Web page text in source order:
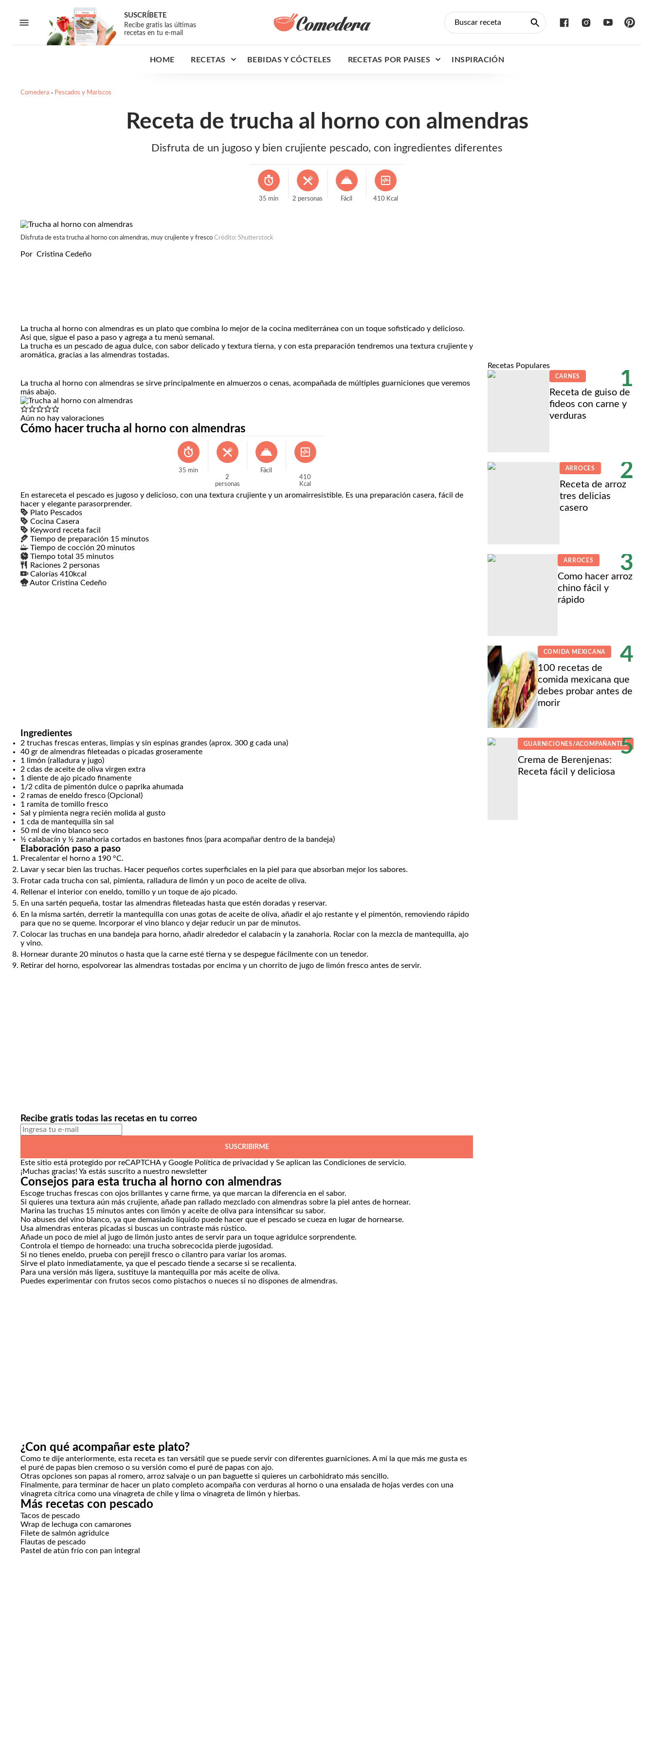
SUSCRÍBETE
Recibe gratis las últimas
recetas en tu e-mail
HOME RECETAS BEBIDAS Y CÓCTELES RECETAS POR PAISES INSPIRACIÓN
Comedera Pescados y Mariscos
Receta de trucha al horno con almendras
Disfruta de un jugoso y bien crujiente pescado, con ingredientes diferentes
35 min 2 personas Fácil 410 Kcal
Disfruta de esta trucha al horno con almendras, muy crujiente y fresco Crédito: Shutterstock
Por Cristina Cedeño
La trucha al horno con almendras es un plato que combina lo mejor de la cocina mediterránea con un toque sofisticado y delicioso.
Así que, sigue el paso a paso y agrega a tu menú semanal.
La trucha es un pescado de agua dulce, con sabor delicado y textura tierna, y con esta preparación tendremos una textura crujiente y
aromática, gracias a las almendras tostadas.
La trucha al horno con almendras se sirve principalmente en almuerzos o cenas, acompañada de múltiples guarniciones que veremos
más abajo.
Aún no hay valoraciones
Cómo hacer trucha al horno con almendras
35 min
2
personas
Fácil
410
Kcal
En estareceta el pescado es jugoso y delicioso, con una textura crujiente y un aromairresistible. Es una preparación casera, fácil de
hacer y elegante parasorprender.
Plato Pescados
Cocina Casera
Keyword receta facil
Tiempo de preparación 15 minutos
minutos
Tiempo de cocción 20 minutos
minutos
Tiempo total 35 minutos
minutos
Raciones 2 personas
Calorías 410kcal
Autor Cristina Cedeño
Ingredientes
2 truchas frescas enteras, limpias y sin espinas grandes (aprox. 300 g cada una)
40 gr de almendras fileteadas o picadas groseramente
1
limón (ralladura y jugo)
2 cdas de aceite de oliva virgen extra
1 diente de ajo picado finamente
1/2 cdita de pimentón dulce o paprika ahumada
2 ramas de eneldo fresco (Opcional)
1 ramita de tomillo fresco
Sal y pimienta negra recién molida al gusto
1 cda de mantequilla sin sal
50 ml de vino blanco seco
½ calabacín y ½ zanahoria cortados en bastones finos (para acompañar dentro de la bandeja)
Elaboración paso a paso
Precalentar el horno a 190 °C.
Lavar y secar bien las truchas. Hacer pequeños cortes superficiales en la piel para que absorban mejor los sabores.
Frotar cada trucha con sal, pimienta, ralladura de limón y un poco de aceite de oliva.
Rellenar el interior con eneldo, tomillo y un toque de ajo picado.
En una sartén pequeña, tostar las almendras fileteadas hasta que estén doradas y reservar.
En la misma sartén, derretir la mantequilla con unas gotas de aceite de oliva, añadir el ajo restante y el pimentón, removiendo rápido
para que no se queme. Incorporar el vino blanco y dejar reducir un par de minutos.
Colocar las truchas en una bandeja para horno, añadir alrededor el calabacín y la zanahoria. Rociar con la mezcla de mantequilla, ajo
y vino.
Hornear durante 20 minutos o hasta que la carne esté tierna y se despegue fácilmente con un tenedor.
Retirar del horno, espolvorear las almendras tostadas por encima y un chorrito de jugo de limón fresco antes de servir.
Recibe gratis todas las recetas en tu correo
SUSCRIBIRME
Este sitio está protegido por reCAPTCHA y Google Política de privacidad y Se aplican las Condiciones de servicio.
¡Muchas gracias! Ya estás suscrito a nuestro newsletter
Consejos para esta trucha al horno con almendras
Escoge truchas frescas con ojos brillantes y carne firme, ya que marcan la diferencia en el sabor.
Si quieres una textura aún más crujiente, añade pan rallado mezclado con almendras sobre la piel antes de hornear.
Marina las truchas 15 minutos antes con limón y aceite de oliva para intensificar su sabor.
No abuses del vino blanco, ya que demasiado líquido puede hacer que el pescado se cueza en lugar de hornearse.
Usa almendras enteras picadas si buscas un contraste más rústico.
Añade un poco de miel al jugo de limón justo antes de servir para un toque agridulce sorprendente.
Controla el tiempo de horneado: una trucha sobrecocida pierde jugosidad.
Si no tienes eneldo, prueba con perejil fresco o cilantro para variar los aromas.
Sirve el plato inmediatamente, ya que el pescado tiende a secarse si se recalienta.
Para una versión más ligera, sustituye la mantequilla por más aceite de oliva.
Puedes experimentar con frutos secos como pistachos o nueces si no dispones de almendras.
¿Con qué acompañar este plato?
Como te dije anteriormente, esta receta es tan versátil que se puede servir con diferentes guarniciones. A mí la que más me gusta es
el puré de papas bien cremoso o su versión como el puré de papas con ajo.
Otras opciones son papas al romero, arroz salvaje o un pan baguette si quieres un carbohidrato más sencillo.
Finalmente, para terminar de hacer un plato completo acompaña con verduras al horno o una ensalada de hojas verdes con una
vinagreta cítrica como una vinagreta de chile y lima o vinagreta de limón y hierbas.
Más recetas con pescado
Tacos de pescado
Wrap de lechuga con camarones
Filete de salmón agridulce
Flautas de pescado
Pastel de atún frío con pan integral
Recetas Populares
1
CARNES
Receta de guiso de
fideos con carne y
verduras
2
ARROCES
Receta de arroz
tres delicias
casero
3
ARROCES
Como hacer arroz
chino fácil y
rápido
4
COMIDA MEXICANA
100 recetas de
comida mexicana que
debes probar antes de
morir
5
GUARNICIONES/ACOMPAÑANTES
Crema de Berenjenas:
Receta fácil y deliciosa